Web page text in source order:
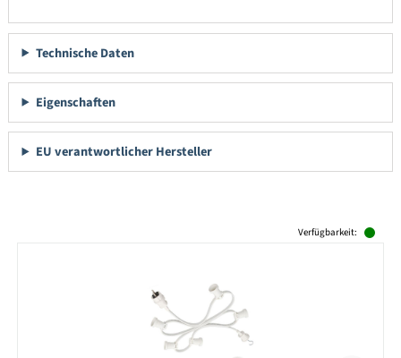
Technische Daten
Eigenschaften
EU verantwortlicher Hersteller
Verfügbarkeit: